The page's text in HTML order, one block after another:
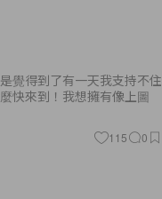
覺得到了有一天我支持不住
快來到！我想擁有像上圖
115 0